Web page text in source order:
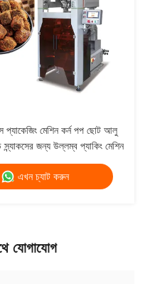
প্যাকেজিং মেশিন কর্ন পপ ছোট আলু
জন্য উল্লম্ব প্যাকিং মেশিন
এখন চ্যাট করুন
যোগাযোগ